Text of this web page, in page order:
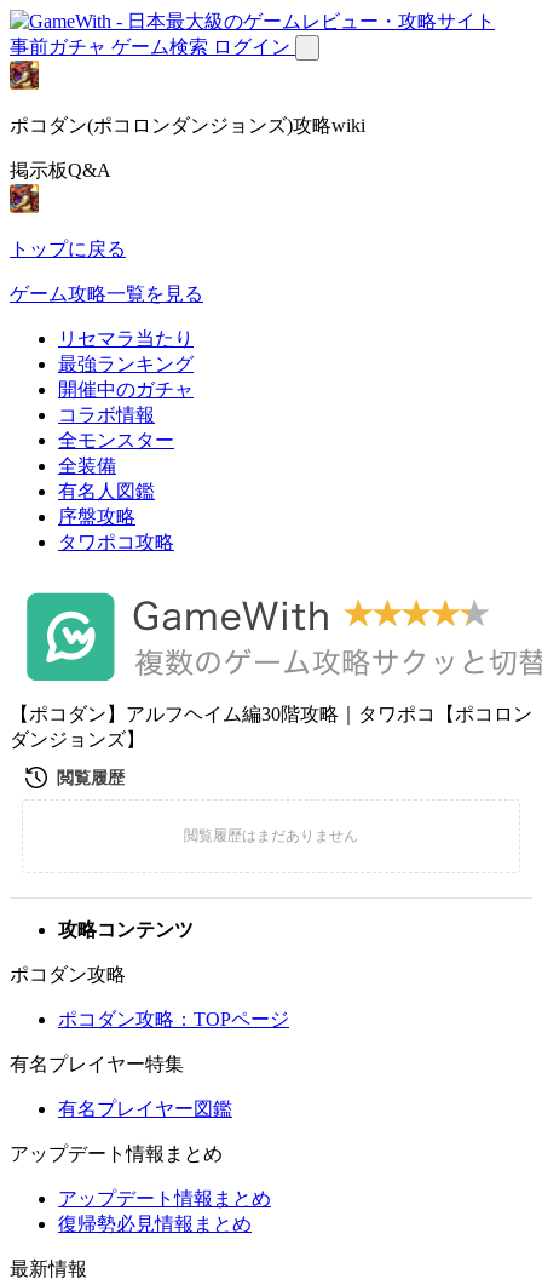
事前ガチャ ゲーム検索 ログイン
ポコダン(ポコロンダンジョンズ)攻略wiki
掲示板Q&A
トップに戻る
ゲーム攻略一覧を見る
リセマラ当たり
最強ランキング
開催中のガチャ
コラボ情報
全モンスター
全装備
有名人図鑑
序盤攻略
タワポコ攻略
【ポコダン】アルフヘイム編30階攻略｜タワポコ【ポコロン
ダンジョンズ】
攻略コンテンツ
ポコダン攻略
ポコダン攻略：TOPページ
有名プレイヤー特集
有名プレイヤー図鑑
アップデート情報まとめ
アップデート情報まとめ
復帰勢必見情報まとめ
最新情報